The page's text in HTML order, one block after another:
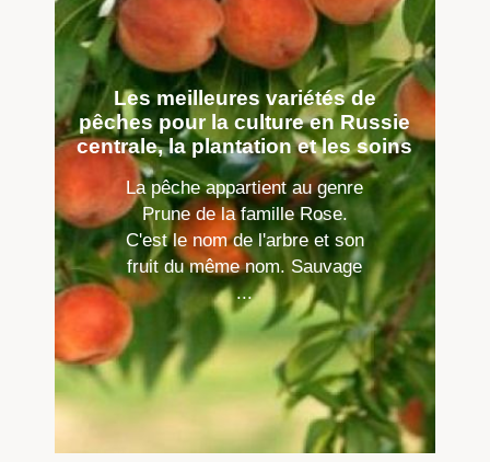
Les meilleures variétés de
pêches pour la culture en Russie
centrale, la plantation et les soins
La pêche appartient au genre
Prune de la famille Rose.
C'est le nom de l'arbre et son
fruit du même nom. Sauvage
...